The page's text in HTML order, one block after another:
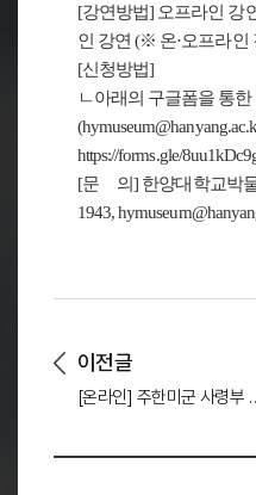
[강연방법] 오프라인 강
인 강연 (※ 온·오프라인
[신청방법]
ㄴ아래의 구글폼을 통
https://forms.gle/
[문 의] 한양대학교박물
1943,
이전글
[온라인] 주한미군 사령부